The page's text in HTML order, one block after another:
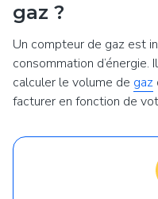
gaz ?
Un compteur de gaz est
consommation
calculer le volume de gaz
facturer en fonction de